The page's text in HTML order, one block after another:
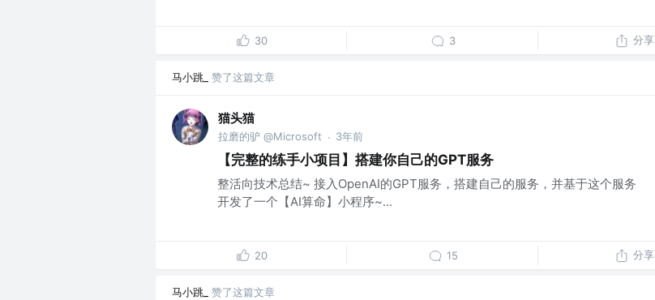
30 3 分享
马小跳_ 赞了这篇文章
猫头猫
拉磨的驴 @Microsoft · 3年前
【完整的练手小项目】搭建你自己的GPT服务
整活向技术总结~ 接入OpenAI的GPT服务，搭建自己的服务，并基于这个服务
开发了一个【AI算命】小程序~...
20 15 分享
马小跳_ 赞了这篇文章